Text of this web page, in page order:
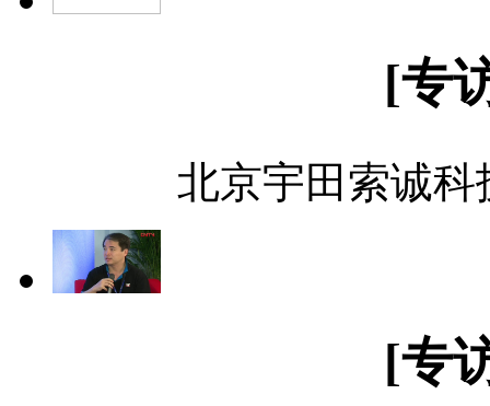
[专
北京宇田索诚
[专